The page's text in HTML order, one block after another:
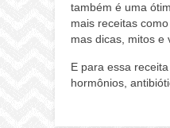
também é uma
mais receitas
mas dicas, mitos e
E para essa
hormônios,